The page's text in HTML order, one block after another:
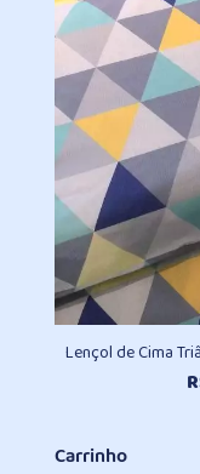
Lençol de Cima
Carrinho